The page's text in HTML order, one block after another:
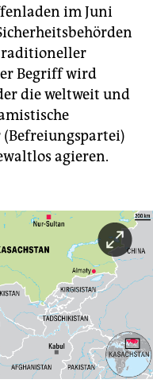
im Juni
Begriff wird
die weltweit und
agieren.